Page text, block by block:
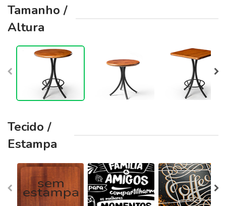
Tamanho /
Altura
Tecido /
Estampa